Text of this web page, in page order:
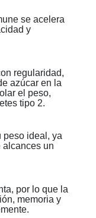
se acelera
y
regularidad,
azúcar en la
el peso,
tipo 2.
peso ideal, ya
alcances un
por lo que la
memoria y